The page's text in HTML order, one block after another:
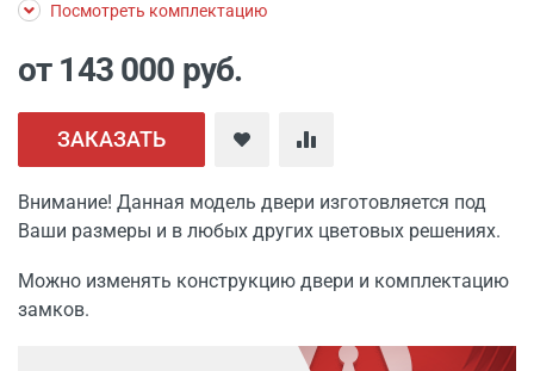
Посмотреть комплектацию
от 143 000 руб.
ЗАКАЗАТЬ
Внимание! Данная модель двери изготовляется под
Ваши размеры и в любых других цветовых решениях.
Можно изменять конструкцию двери и комплектацию
замков.